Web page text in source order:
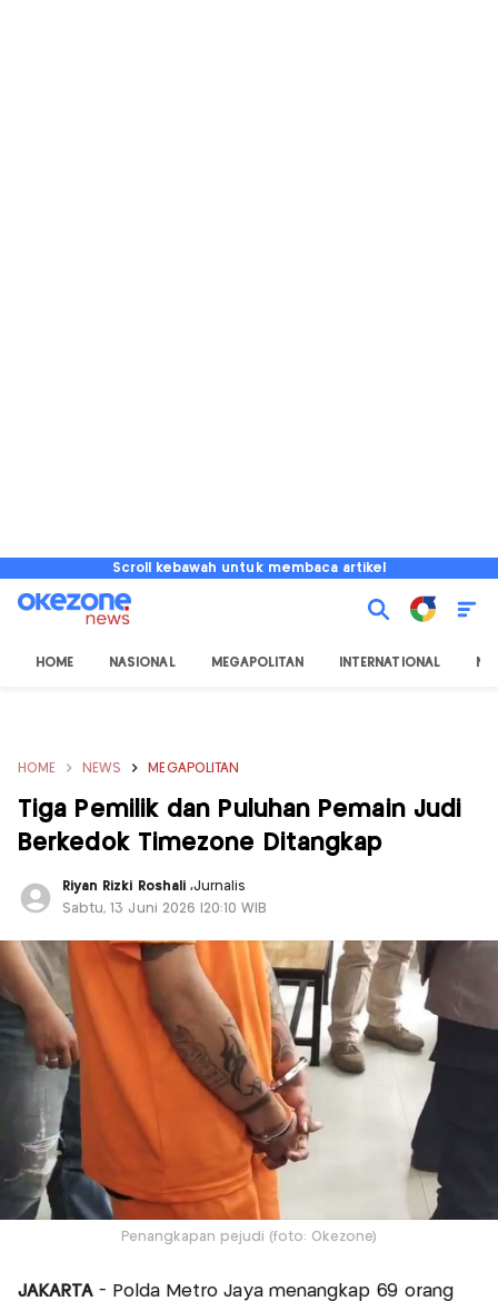
Scroll kebawah untuk membaca artikel
HOME NASIONAL MEGAPOLITAN INTERNATIONAL
HOME NEWS MEGAPOLITAN
Tiga Pemilik dan Puluhan Pemain Judi
Berkedok Timezone Ditangkap
Riyan Rizki Roshali ,Jurnalis
Sabtu, 13 Juni 2026 |20:10 WIB
Penangkapan pejudi (foto: Okezone)
JAKARTA- Polda Metro Jaya menangkap 69 orang